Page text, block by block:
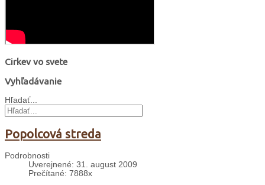
Cirkev vo svete
Vyhľadávanie
Hľadať...
Popolcová streda
Podrobnosti
Uverejnené: 31. august 2009
Prečítané: 7888x